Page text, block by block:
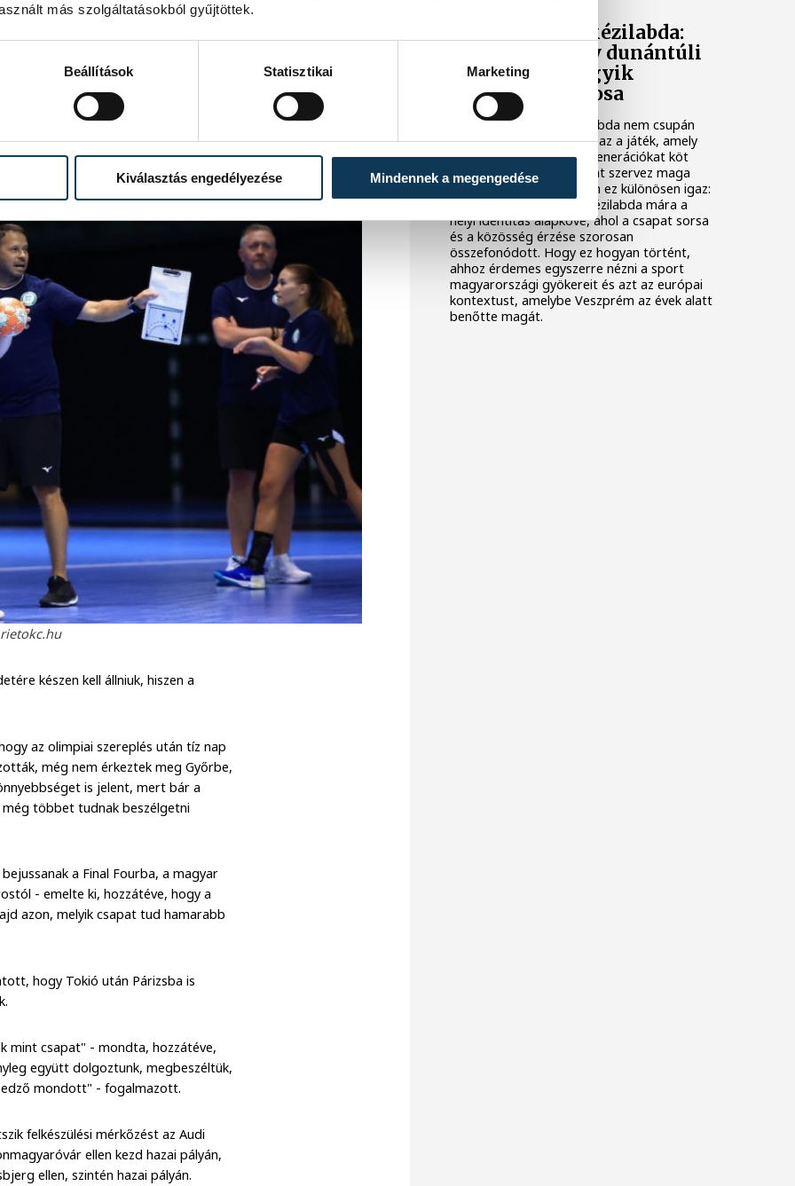
más szolgáltatásokból gyűjtöttek.
Beállítások Statisztikai Marketing
Kiválasztás engedélyezése Mindennek a megengedése
de reményei szerint a régiek
- tette hozzá.
készen kell állniuk, hiszen a
az olimpiai szereplés után tíz nap
még nem érkeztek meg Győrbe,
is jelent, mert bár a
még többet tudnak beszélgetni
a Final Fourba, a magyar
- emelte ki, hozzátéve, hogy a
azon, melyik csapat tud hamarabb
hogy Tokió után Párizsba is
mint csapat" - mondta, hozzátéve,
együtt dolgoztunk, megbeszéltük,
mondott" - fogalmazott.
felkészülési mérkőzést az Audi
ellen kezd hazai pályán,
ellen, szintén hazai pályán.
Veszprém és a kézilabda:
hogyan lett egy dunántúli
város Európa egyik
kézilabdafővárosa
Magyarországon a kézilabda nem csupán
egy sport a sok közül. Ez az a játék, amely
telt arénákat tölt meg, generációkat köt
össze, és egész városokat szervez maga
köré. Veszprém esetében ez különösen igaz:
a dunántúli városban a kézilabda mára a
helyi identitás alapköve, ahol a csapat sorsa
és a közösség érzése szorosan
összefonódott. Hogy ez hogyan történt,
ahhoz érdemes egyszerre nézni a sport
magyarországi gyökereit és azt az európai
kontextust, amelybe Veszprém az évek alatt
benőtte magát.